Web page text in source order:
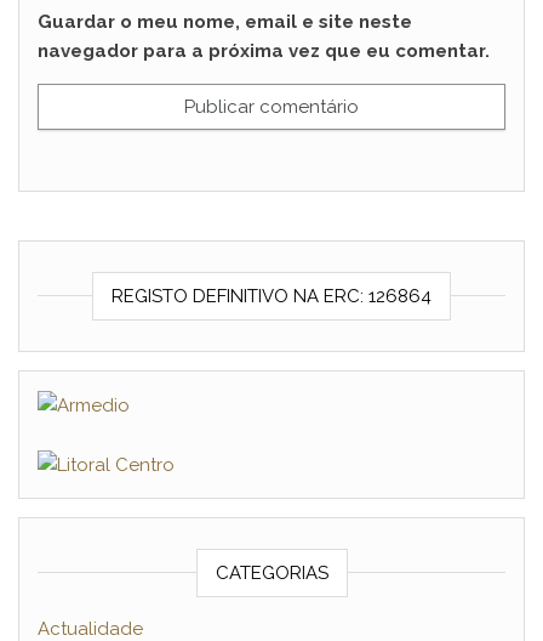
Guardar o meu nome, email e site neste
navegador para a próxima vez que eu comentar.
REGISTO DEFINITIVO NA ERC: 126864
CATEGORIAS
Actualidade